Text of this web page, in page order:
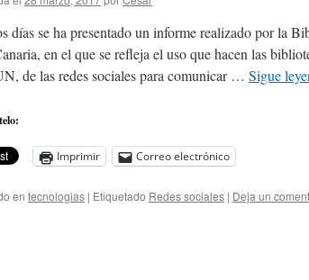
días se ha presentado un informe realizado por la
en el que se refleja el uso que hacen las
de las redes sociales para comunicar … Sigue
Imprimir Correo electrónico
en tecnologias | Etiquetado Redes sociales | Deja un